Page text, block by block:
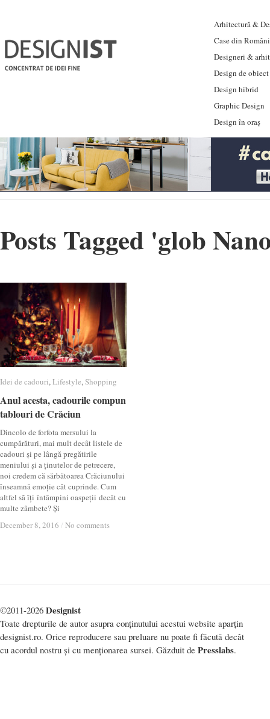
Arhitectură &
Case din
Designeri &
Design de obiect
Design hibrid
Graphic Design
Design în oraș
Posts Tagged 'glob
Idei de cadouri,Lifestyle,Shopping
Anul acesta, cadourile compun
tablouri de Crăciun
Dincolo de forfota mersului la
cumpărături, mai mult decât listele de
cadouri și pe lângă pregătirile
meniului și a ținutelor de petrecere,
noi credem că sărbătoarea Crăciunului
înseamnă emoție cât cuprinde. Cum
altfel să îți întâmpini oaspeții decât cu
multe zâmbete? Și
December 8, 2016 / No comments
Idei de cadouri Lifestyle Shopping
Anul acesta, cadourile compun
tablouri de Crăciun
December 8, 2016 / No comments
©2011-2026 Designist
Toate drepturile de autor asupra conținutului acestui website aparțin
designist.ro. Orice reproducere sau preluare nu poate fi făcută decât
cu acordul nostru și cu menționarea sursei. Găzduit de Presslabs.